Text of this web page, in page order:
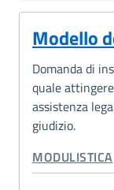
Modello
Domanda di
quale
assistenza
giudizio.
CATEGORIA
MODULISTICA